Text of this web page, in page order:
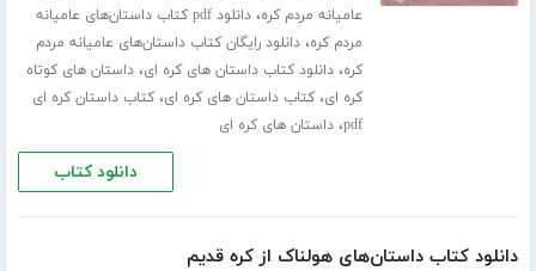
عامیانه مردم کره،
دانلود pdf کتاب داستان‌های عامیانه
مردم کره،دانلود رایگان کتاب داستان‌های عامیانه مردم
کره،دانلود کتاب داستان های کره ای،داستان های کوتاه
کره ای،کتاب داستان های کره ای،کتاب داستان کره ای
pdf،داستان های کره ای
دانلود کتاب
دانلود کتاب داستان‌های هولناک از کره قدیم